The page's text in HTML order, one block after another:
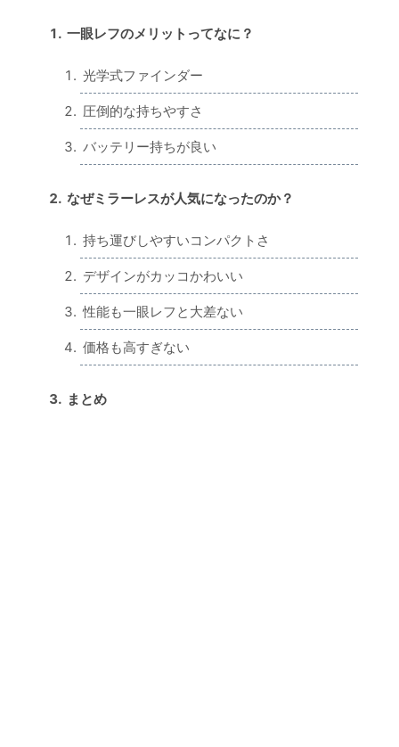
一眼レフのメリットってなに？
光学式ファインダー
圧倒的な持ちやすさ
バッテリー持ちが良い
なぜミラーレスが人気になったのか？
持ち運びしやすいコンパクトさ
デザインがカッコかわいい
性能も一眼レフと大差ない
価格も高すぎない
まとめ